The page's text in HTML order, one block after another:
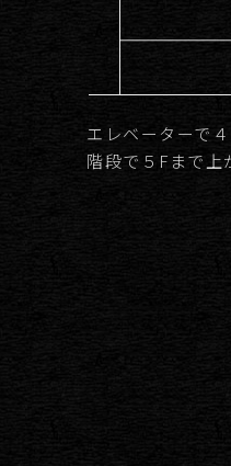
エレベーターで
階段で５Fまで上